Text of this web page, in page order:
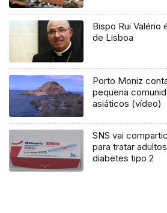
Bispo Rui Valério
de Lisboa
Porto Moniz
pequena
asiáticos (vídeo)
SNS vai
para tratar
diabetes tipo 2